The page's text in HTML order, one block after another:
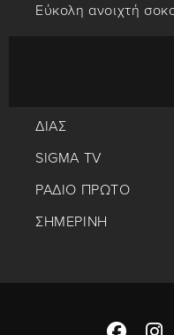
Εύκολη ανοιχτή
ΔΙΑΣ
SIGMA TV
ΡΑΔΙΟ ΠΡΩΤΟ
ΣΗΜΕΡΙΝΗ